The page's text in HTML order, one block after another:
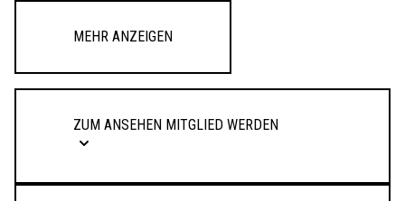
Mehr anzeigen
Zum Ansehen Mitglied werden